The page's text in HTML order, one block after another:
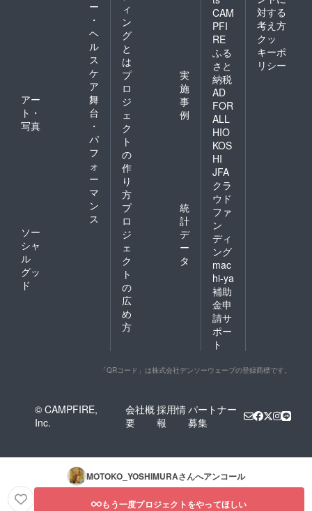
ー
・
ヘ
ル
ス
ケ
ア
アー
ト・
写真
舞
台
・
パ
フ
ォ
ー
マ
ン
ス
ソー
シャ
ル
グッ
ド
ィ
ン
グ
と
は
プ
ロ
ジ
ェ
ク
ト
の
作
り
方
実
施
事
例
プ
ロ
ジ
ェ
ク
ト
の
広
め
方
統
計
デ
ー
タ
CAM
PFI
RE
ふる
さと
納税
AD
FOR
ALL
HIO
KOS
HI
JFA
クラ
ウド
ファ
ン
ディ
ング
mac
hi-ya
補助
金申
請サ
ポー
ト
対する
考え方
クッ
キーポ
リシー
「QRコード」は株式会社デンソーウェーブの登録商標です。
© CAMPFIRE,
Inc.
会社概
要
採用情
報
パートナー
募集
MOTOKO_YOSHIMURAさんへアンコール
もう一度プロジェクトをやってほしい